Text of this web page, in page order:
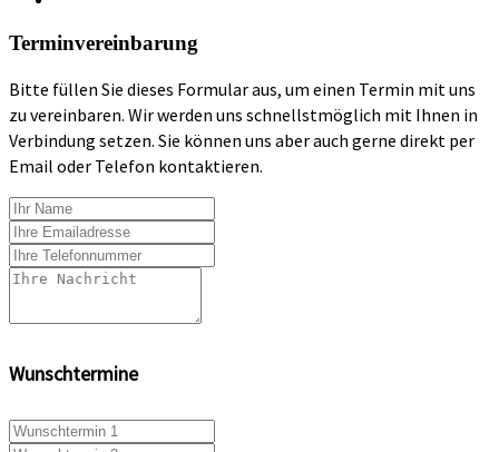
Terminvereinbarung
Bitte füllen Sie dieses Formular aus, um einen Termin mit uns
zu vereinbaren. Wir werden uns schnellstmöglich mit Ihnen in
Verbindung setzen. Sie können uns aber auch gerne direkt per
Email oder Telefon kontaktieren.
Wunschtermine